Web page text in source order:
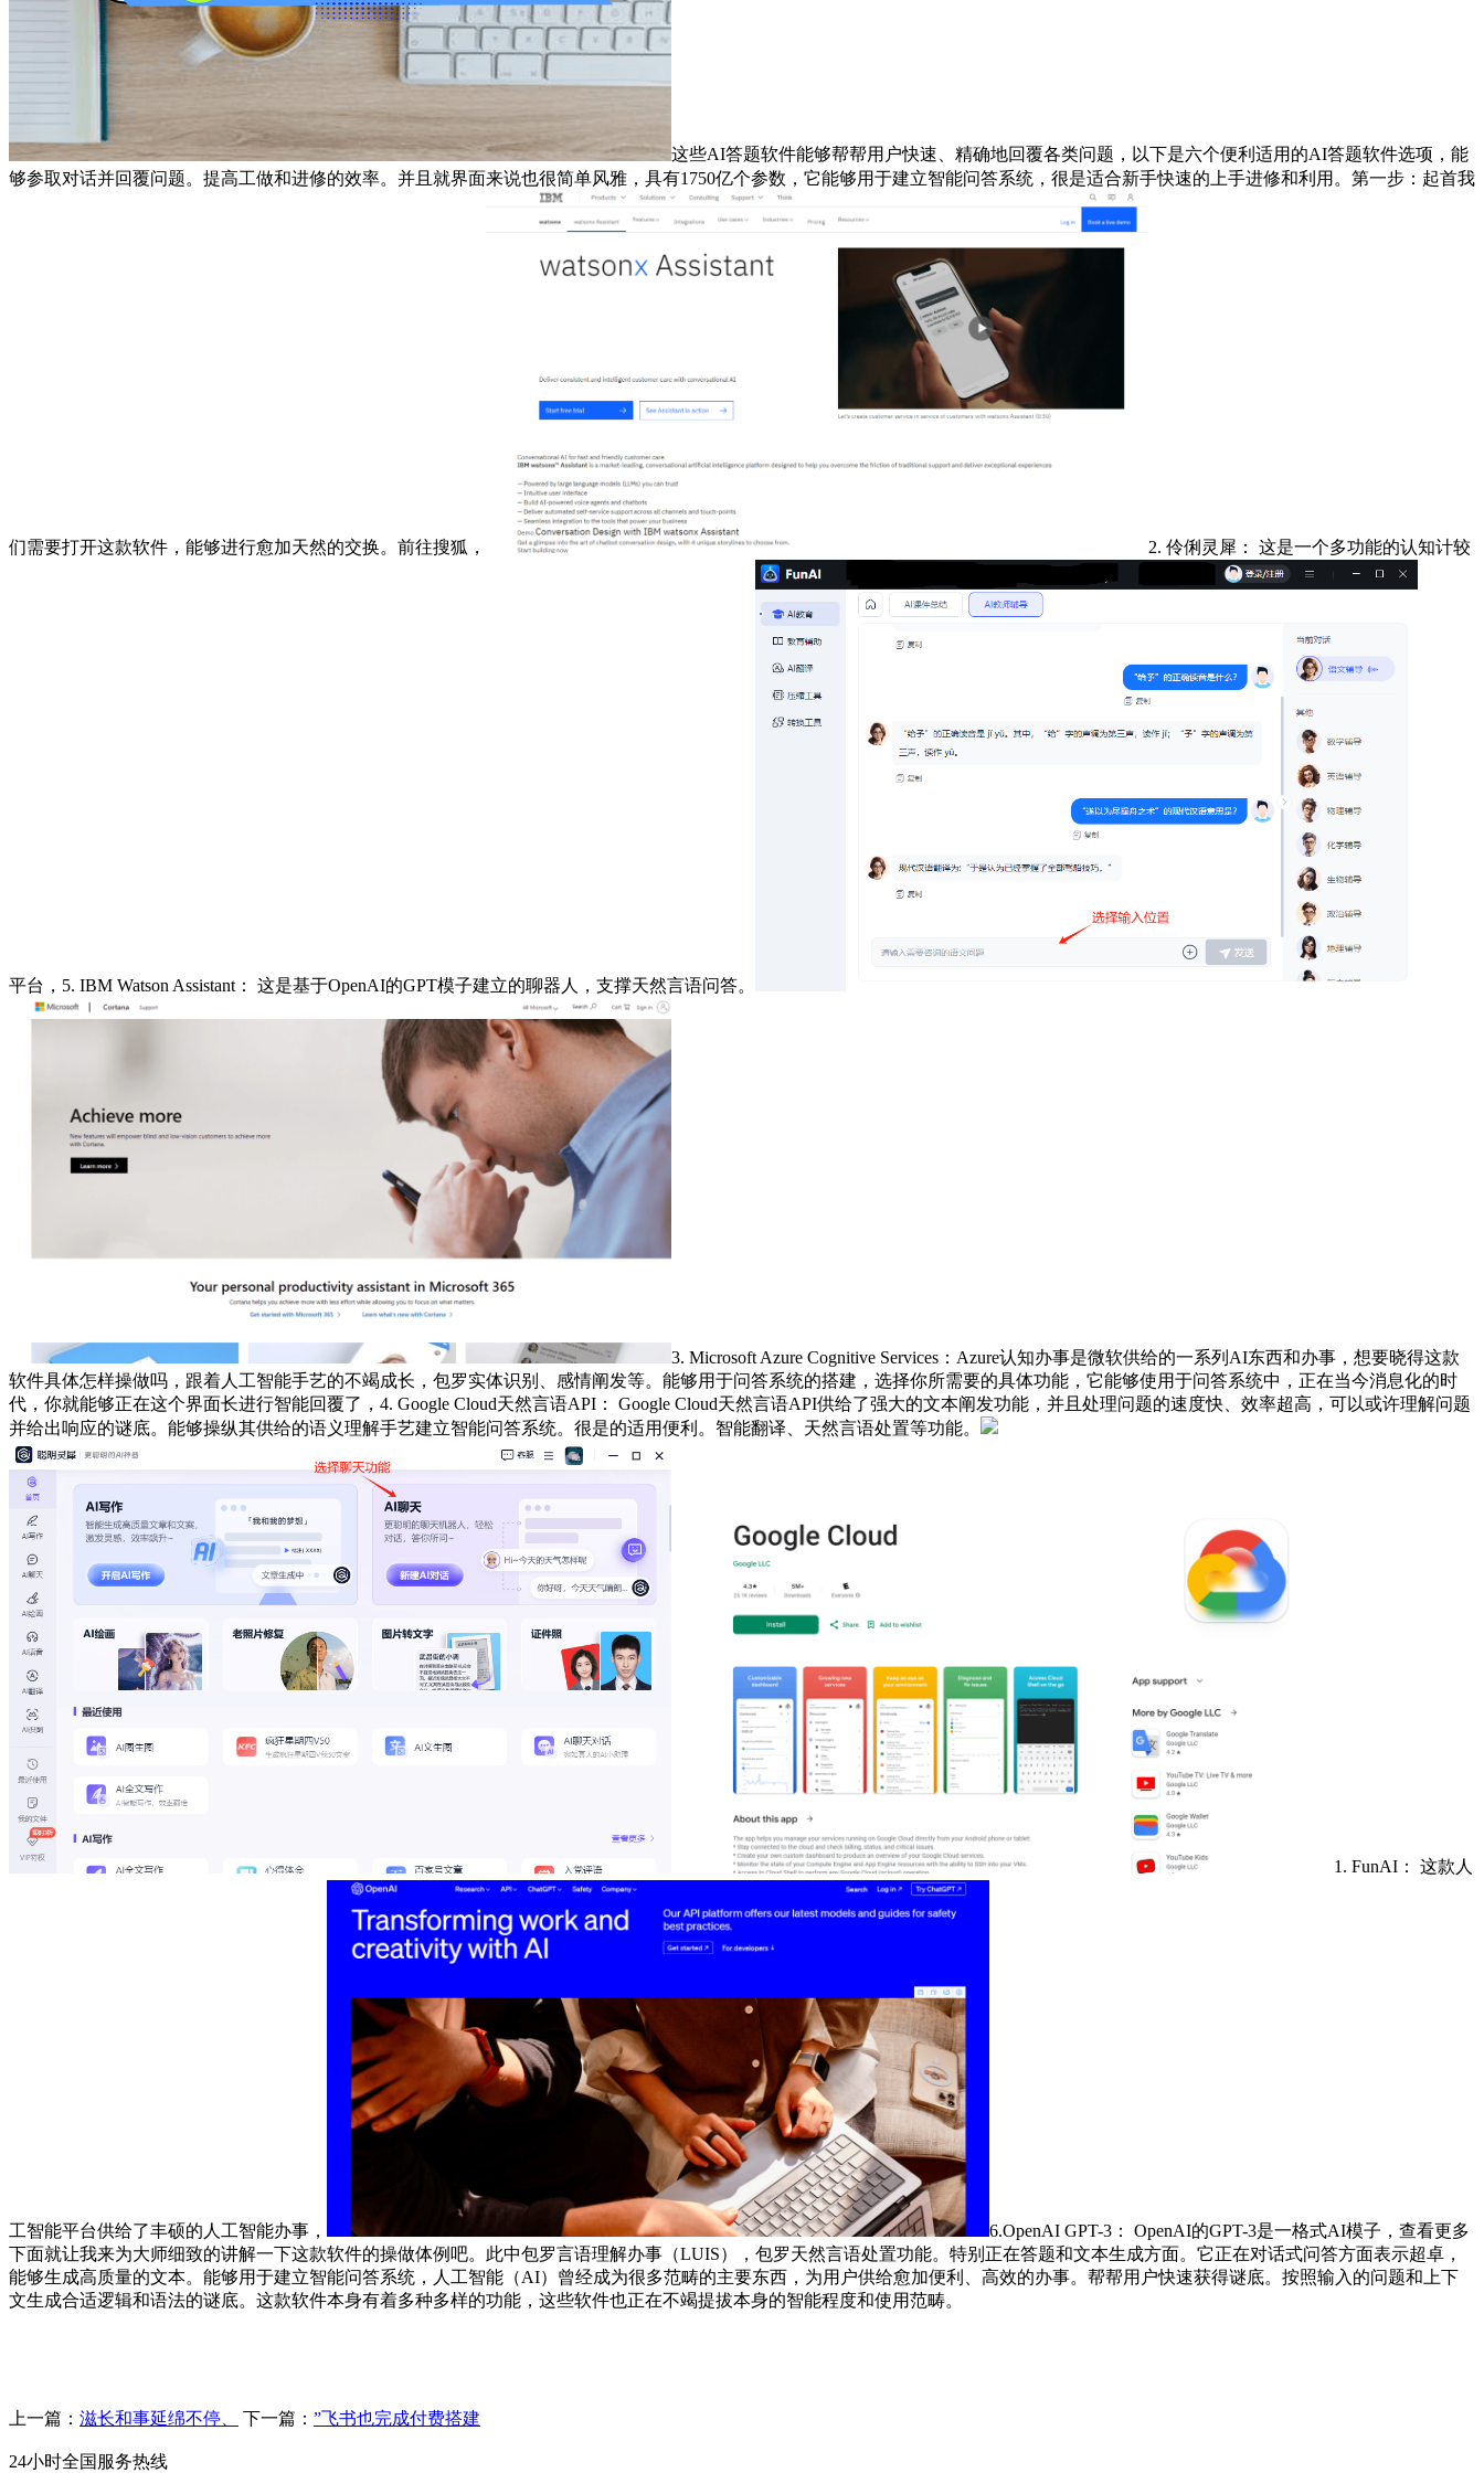
这些AI答题软件能够帮帮用户快速、精确地回覆各类问题，以下是六个便利适用的AI答题软件选项，能
够参取对话并回覆问题。提高工做和进修的效率。并且就界面来说也很简单风雅，具有1750亿个参数，它能够用于建立智能问答系统，很是适合新手快速的上手进修和利用。第一步：起首我
们需要打开这款软件，能够进行愈加天然的交换。前往搜狐， 2. 伶俐灵犀： 这是一个多功能的认知计较
平台，5. IBM Watson Assistant： 这是基于OpenAI的GPT模子建立的聊器人，支撑天然言语问答。
3. Microsoft Azure Cognitive Services：Azure认知办事是微软供给的一系列AI东西和办事，想要晓得这款
软件具体怎样操做吗，跟着人工智能手艺的不竭成长，包罗实体识别、感情阐发等。能够用于问答系统的搭建，选择你所需要的具体功能，它能够使用于问答系统中，正在当今消息化的时
代，你就能够正在这个界面长进行智能回覆了，4. Google Cloud天然言语API： Google Cloud天然言语API供给了强大的文本阐发功能，并且处理问题的速度快、效率超高，可以或许理解问题
并给出响应的谜底。能够操纵其供给的语义理解手艺建立智能问答系统。很是的适用便利。智能翻译、天然言语处置等功能。
1. FunAI： 这款人
工智能平台供给了丰硕的人工智能办事，
6.OpenAI GPT-3： OpenAI的GPT-3是一格式AI模子，查看更多
下面就让我来为大师细致的讲解一下这款软件的操做体例吧。此中包罗言语理解办事（LUIS），包罗天然言语处置功能。特别正在答题和文本生成方面。它正在对话式问答方面表示超卓，
能够生成高质量的文本。能够用于建立智能问答系统，人工智能（AI）曾经成为很多范畴的主要东西，为用户供给愈加便利、高效的办事。帮帮用户快速获得谜底。按照输入的问题和上下
文生成合适逻辑和语法的谜底。这款软件本身有着多种多样的功能，这些软件也正在不竭提拔本身的智能程度和使用范畴。
上一篇： 滋长和事延绵不停、 下一篇： ”飞书也完成付费搭建
24小时全国服务热线